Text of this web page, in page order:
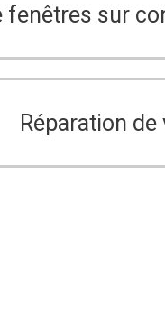
fenêtres sur
Réparation de